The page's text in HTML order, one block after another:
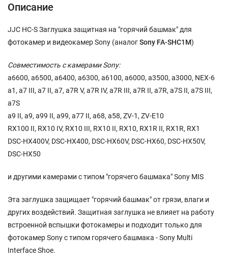
Описание
JJC HC-S Заглушка защитная на "горячий башмак" для
фотокамер и видеокамер Sony (аналогSony FA-SHC1M)
Совместимость с камерами Sony:
a6600, a6500, a6400, a6300, a6100, a6000, a3500, a3000, NEX-6
a1, a7 III, a7 II, a7, a7R V, a7R IV, a7R III, a7R II, a7R, a7S II, a7S III,
a7S
a9 II, a9, a99 II, a99, a77 II, a68, a58, ZV-1, ZV-E10
RX100 II, RX10 IV, RX10 III, RX10 II, RX10, RX1R II, RX1R, RX1
DSC-HX400V, DSC-HX400, DSC-HX60V, DSC-HX60, DSC-HX50V,
DSC-HX50
и другими камерами с типом "горячего башмака" Sony MIS
Эта заглушка защищает "горячий башмак" от грязи, влаги и
других воздействий. Защитная заглушка не влияет на работу
встроенной вспышки фотокамеры и подходит только для
фотокамер Sony с типом горячего башмака - Sony Multi
Interface Shoe.